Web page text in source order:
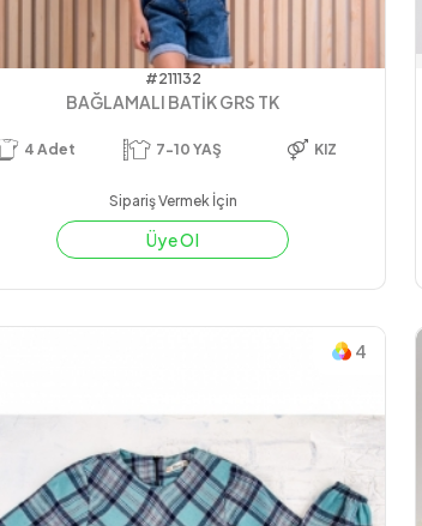
#211132
BAĞLAMALI BATİK GRS TK
4 Adet 7-10 YAŞ KIZ
Sipariş Vermek İçin
Üye Ol
4